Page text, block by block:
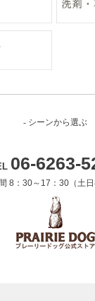
シーンから選ぶ
06-6263-
8：30～17：30（土日